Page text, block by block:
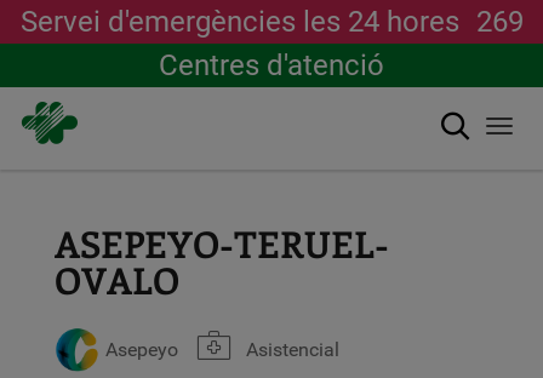
contingut
Servei d'emergències les 24 hores 269
Centres d'atenció
Cerca
ASEPEYO-TERUEL-
OVALO
Asepeyo Asistencial